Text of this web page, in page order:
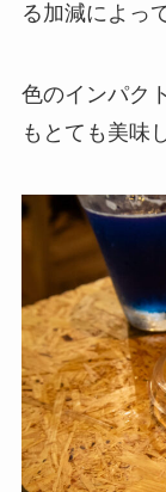
る加減によっ
色のインパク
もとても美味